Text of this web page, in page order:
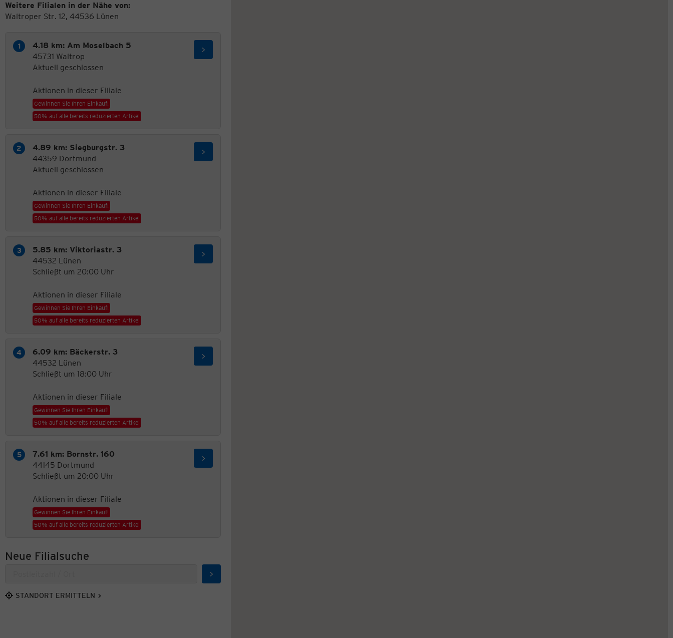
Weitere Filialen in der Nähe von:
Waltroper Str. 12, 44536 Lünen
4.18 km: Am Moselbach 5
45731 Waltrop
Aktuell geschlossen
Aktionen in dieser Filiale
Gewinnen Sie Ihren Einkauf!
50% auf alle bereits reduzierten Artikel
4.89 km: Siegburgstr. 3
44359 Dortmund
Aktuell geschlossen
Aktionen in dieser Filiale
Gewinnen Sie Ihren Einkauf!
50% auf alle bereits reduzierten Artikel
5.85 km: Viktoriastr. 3
44532 Lünen
Schließt um 20:00 Uhr
Aktionen in dieser Filiale
Gewinnen Sie Ihren Einkauf!
50% auf alle bereits reduzierten Artikel
6.09 km: Bäckerstr. 3
44532 Lünen
Schließt um 18:00 Uhr
Aktionen in dieser Filiale
Gewinnen Sie Ihren Einkauf!
50% auf alle bereits reduzierten Artikel
7.61 km: Bornstr. 160
44145 Dortmund
Schließt um 20:00 Uhr
Aktionen in dieser Filiale
Gewinnen Sie Ihren Einkauf!
50% auf alle bereits reduzierten Artikel
Neue Filialsuche
Suchen
STANDORT ERMITTELN